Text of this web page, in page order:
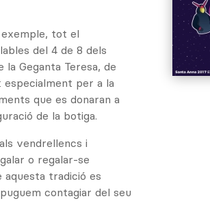
tot el
del 4 de 8 dels
Geganta Teresa, de
especialment per a la
que es donaran a
de la botiga.
vendrellencs i
o regalar-se
tradició es
contagiar del seu